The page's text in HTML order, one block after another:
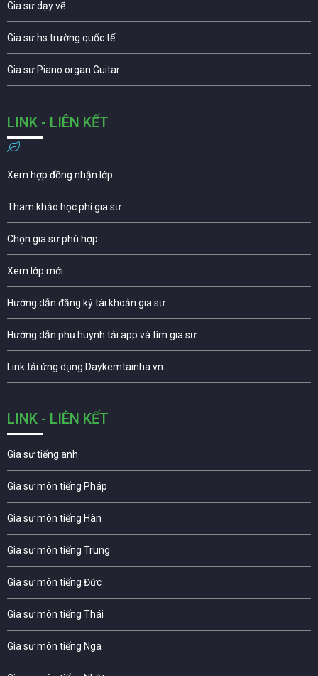
Gia sư dạy vẽ
Gia sư hs trường quốc tế
Gia sư Piano organ Guitar
LINK - LIÊN KẾT
Xem hợp đồng nhận lớp
Tham khảo học phí gia sư
Chọn gia sư phù hợp
Xem lớp mới
Hướng dẫn đăng ký tài khoản gia sư
Hướng dẫn phụ huynh tải app và tìm gia sư
Link tải ứng dụng Daykemtainha.vn
LINK - LIÊN KẾT
Gia sư tiếng anh
Gia sư môn tiếng Pháp
Gia sư môn tiếng Hàn
Gia sư môn tiếng Trung
Gia sư môn tiếng Đức
Gia sư môn tiếng Thái
Gia sư môn tiếng Nga